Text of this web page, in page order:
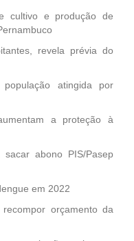
cultivo e produção de
revela prévia do
atingida por
a proteção à
abono PIS/Pasep
em 2022
orçamento da